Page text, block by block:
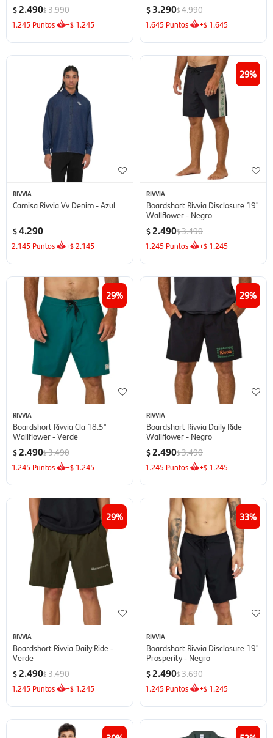
$ 2.490$3.990
1.245 Puntos +$ 1.245
$ 3.290$4.990
1.645 Puntos +$ 1.645
RIVVIA
Camisa Rivvia Vv Denim - Azul
$4.290
2.145 Puntos +$ 2.145
29
RIVVIA
Boardshort Rivvia Disclosure 19''
Wallflower - Negro
$ 2.490$3.490
1.245 Puntos +$ 1.245
29
RIVVIA
Boardshort Rivvia Cla 18.5''
Wallflower - Verde
$ 2.490$3.490
1.245 Puntos +$ 1.245
29
RIVVIA
Boardshort Rivvia Daily Ride
Wallflower - Negro
$ 2.490$3.490
1.245 Puntos +$ 1.245
29
RIVVIA
Boardshort Rivvia Daily Ride -
Verde
$ 2.490$3.490
1.245 Puntos +$ 1.245
33
RIVVIA
Boardshort Rivvia Disclosure 19''
Prosperity - Negro
$ 2.490$3.690
1.245 Puntos +$ 1.245